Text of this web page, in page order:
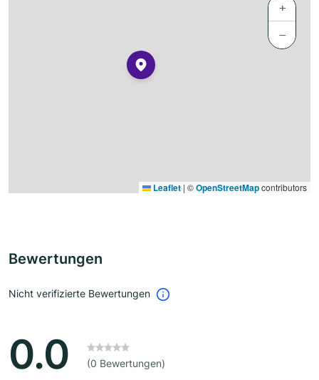
+
−
Leaflet | ©OpenStreetMapcontributors
Bewertungen
Nicht verifizierte Bewertungen
0.0 (0 Bewertungen)